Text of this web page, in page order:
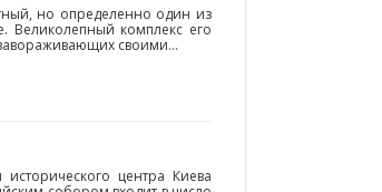
но определенно один из
Великолепный комплекс его
своими...
центра Киева